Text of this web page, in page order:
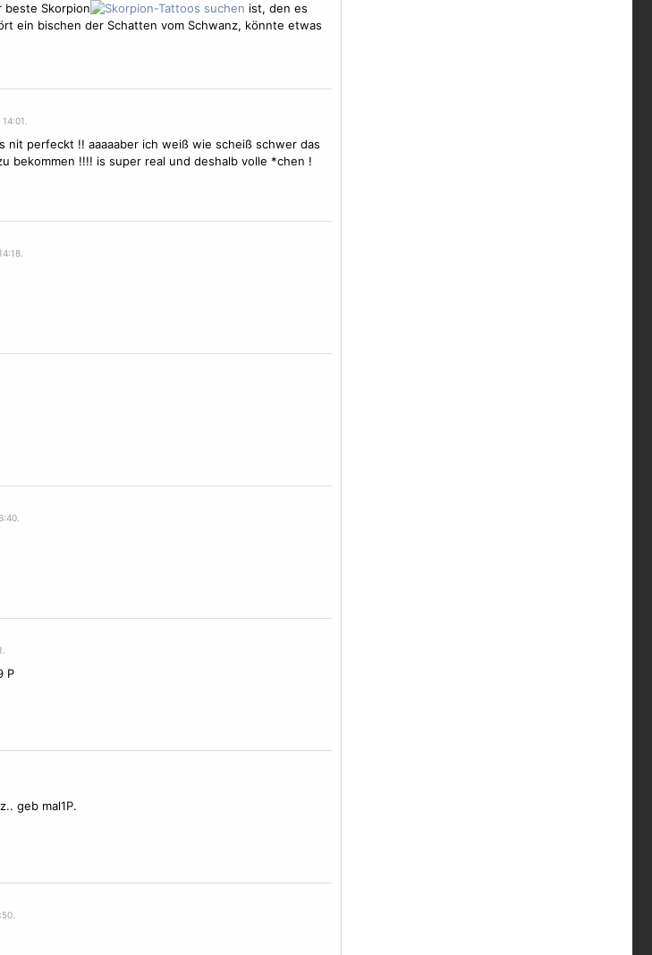
beste Skorpion
ist, den es
ein bischen der Schatten vom Schwanz, könnte etwas
nit perfeckt !! aaaaaber ich weiß wie scheiß schwer das
bekommen !!!! is super real und deshalb volle *chen !
P
geb mal1P.